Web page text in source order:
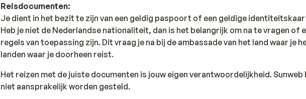
Reisdocumenten:
Je dient in het bezit te zijn van een geldig paspoort of een geldige
Heb je niet de Nederlandse nationaliteit, dan is het belangrijk om na te vragen of
regels van toepassing zijn. Dit vraag je na bij de ambassade van het land waar je
landen waar je doorheen reist.
Het reizen met de juiste documenten is jouw eigen verantwoordelijkheid. Sunweb
niet aansprakelijk worden gesteld.